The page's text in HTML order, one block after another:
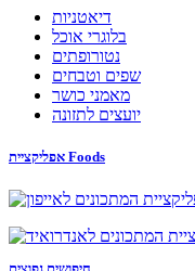
דיאטניות
בלוגרי אוכל
נטורופתים
שפים וטבחים
מאמני כושר
יועצים לתזונה
אפליקציית Foods